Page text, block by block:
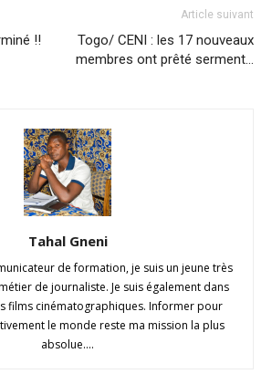
!!
Article suivant
Togo/ CENI : les 17 nouveaux
membres ont prêté serment…
Tahal Gneni
de formation, je suis un jeune très
de journaliste. Je suis également dans
films cinématographiques. Informer pour
le monde reste ma mission la plus
absolue....